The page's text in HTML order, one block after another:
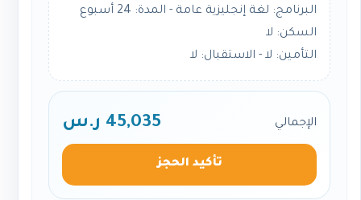
البرنامج: لغة إنجليزية عامة - المدة: 24 أسبوع
السكن: لا
التأمين: لا - الاستقبال: لا
الإجمالي 45,035 ر.س
تأكيد الحجز